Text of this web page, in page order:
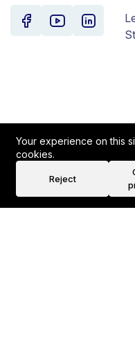
Instagram貼文
Your experience on this
cookies.
Reject